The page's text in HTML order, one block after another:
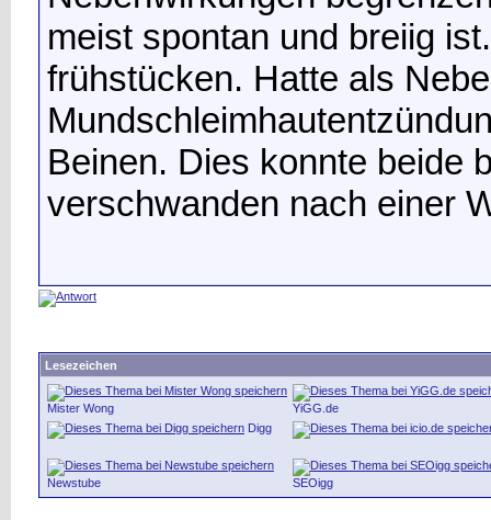
meist spontan und breiig
frühstücken. Hatte als
Beinen. Dies konnte beide
verschwanden nach einer
Lesezeichen
Mister Wong
YiGG.de
Digg
Newstube SEOigg